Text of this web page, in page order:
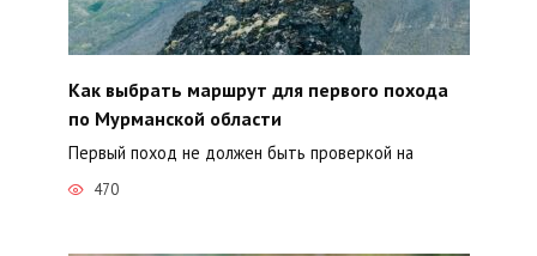
Как выбрать маршрут для первого похода
по Мурманской области
Первый поход не должен быть проверкой на
470